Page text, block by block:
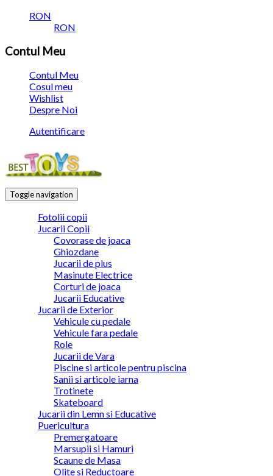
RON
RON
Contul Meu
Contul Meu
Cosul meu
Wishlist
Despre Noi
Autentificare
Toggle navigation
Fotolii copii
Jucarii Copii
Covorase de joaca
Ghiozdane
Jucarii de plus
Masinute Electrice
Corturi de joaca
Jucarii Educative
Jucarii de Exterior
Vehicule cu pedale
Vehicule fara pedale
Role
Jucarii de Vara
Piscine si articole pentru piscina
Sanii si articole iarna
Trotinete
Skateboard
Jucarii din Lemn si Educative
Puericultura
Premergatoare
Marsupii si Hamuri
Scaune de Masa
Olite si Reductoare